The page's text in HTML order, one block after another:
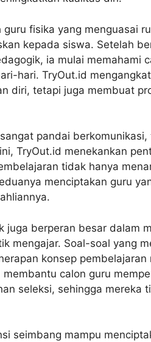
fisika yang menguasai
kepada siswa. Setelah
ia mulai memahami
hari. TryOut.id
diri, tetapi juga membuat
pandai
TryOut.id menekankan
tidak hanya
menciptakan guru
juga berperan besar dalam
mengajar. Soal-soal yang
konsep
calon guru
seleksi, sehingga mereka
seimbang mampu